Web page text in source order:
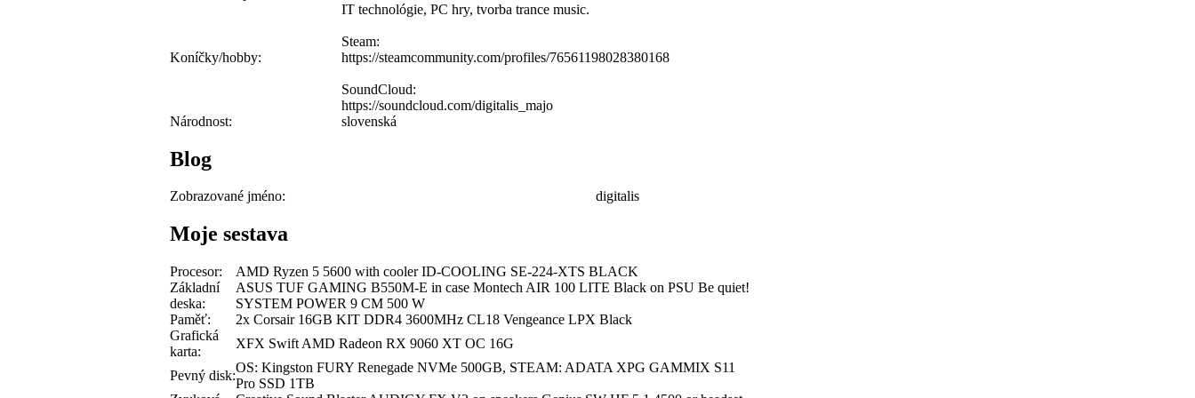
Koníčky/hobby:
IT technológie, PC hry, tvorba trance music.
Steam:
https://steamcommunity.com/profiles/76561198028380168
SoundCloud:
https://soundcloud.com/digitalis_majo
Národnost:
slovenská
Blog
Zobrazované jméno: digitalis
Moje sestava
Procesor:
AMD Ryzen 5 5600 with cooler ID-COOLING SE-224-XTS BLACK
Základní
deska:
ASUS TUF GAMING B550M-E in case Montech AIR 100 LITE Black on PSU Be quiet!
SYSTEM POWER 9 CM 500 W
Paměť:
2x Corsair 16GB KIT DDR4 3600MHz CL18 Vengeance LPX Black
Grafická
karta:
XFX Swift AMD Radeon RX 9060 XT OC 16G
Pevný disk:
OS: Kingston FURY Renegade NVMe 500GB, STEAM: ADATA XPG GAMMIX S11
Pro SSD 1TB